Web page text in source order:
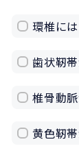
環椎には
歯状靭帯
椎骨動脈
黄色靭帯